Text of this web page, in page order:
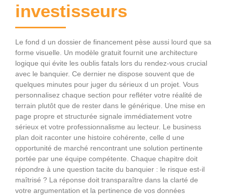
investisseurs
Le fond d un dossier de financement pèse aussi lourd que sa
forme visuelle. Un modèle gratuit fournit une architecture
logique qui évite les oublis fatals lors du rendez-vous crucial
avec le banquier. Ce dernier ne dispose souvent que de
quelques minutes pour juger du sérieux d un projet. Vous
personnalisez chaque section pour refléter votre réalité de
terrain plutôt que de rester dans le générique. Une mise en
page propre et structurée signale immédiatement votre
sérieux et votre professionnalisme au lecteur. Le business
plan doit raconter une histoire cohérente, celle d une
opportunité de marché rencontrant une solution pertinente
portée par une équipe compétente. Chaque chapitre doit
répondre à une question tacite du banquier : le risque est-il
maîtrisé ? La réponse doit transparaître dans la clarté de
votre argumentation et la pertinence de vos données